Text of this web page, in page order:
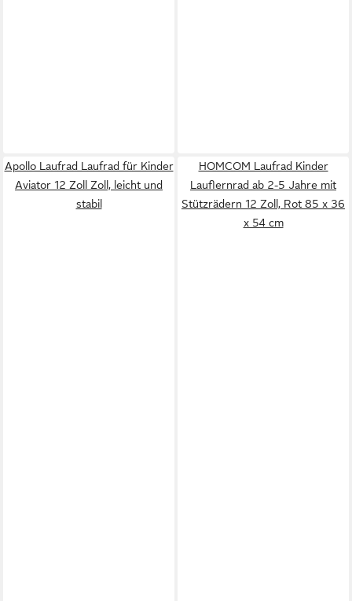
Apollo Laufrad Laufrad für Kinder
Aviator 12 Zoll Zoll, leicht und
stabil
HOMCOM Laufrad Kinder
Lauflernrad ab 2-5 Jahre mit
Stützrädern 12 Zoll, Rot 85 x 36
x 54 cm